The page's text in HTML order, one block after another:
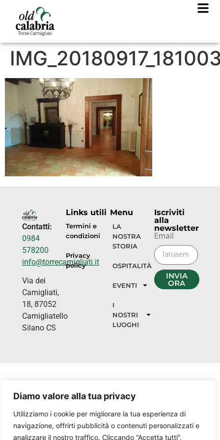
Diamo valore alla tua privacy
Utilizziamo i cookie per migliorare la tua esperienza di
navigazione, offrirti pubblicità o contenuti personalizzati e
analizzare il nostro traffico. Cliccando “Accetta tutti”,
Contatti:
0984
578200
info@torrecamigliati.it
Via dei
Camigliati,
18, 87052
Camigliatello
Silano CS
Links utili
Termini e
condizioni
Privacy
policy
Menu
LA
NOSTRA
STORIA
OSPITALITÀ
EVENTI
I
NOSTRI
LUOGHI
Iscriviti
alla
newsletter
Email
INVIA
ORA